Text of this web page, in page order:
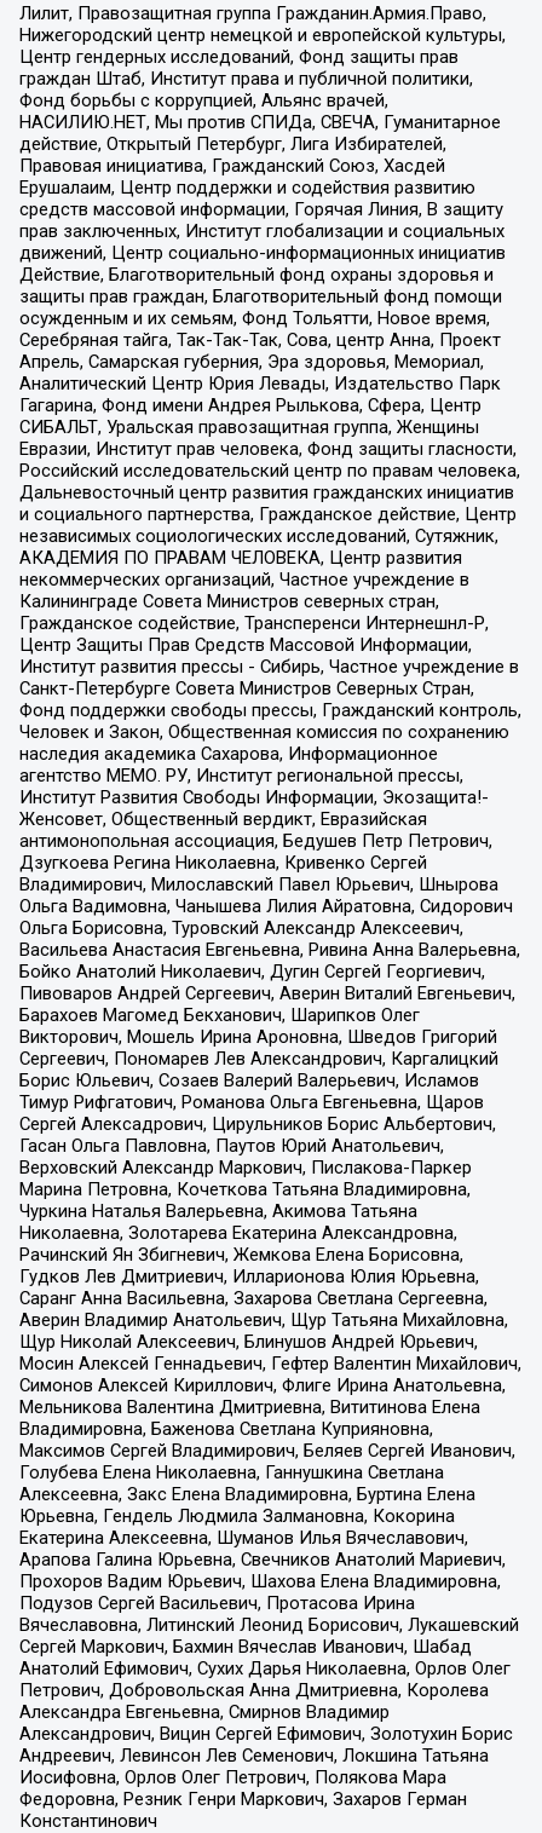
Лилит, Правозащитная группа Гражданин.Армия.Право,
Нижегородский центр немецкой и европейской культуры,
Центр гендерных исследований, Фонд защиты прав
граждан Штаб, Институт права и публичной политики,
Фонд борьбы с коррупцией, Альянс врачей,
НАСИЛИЮ.НЕТ, Мы против СПИДа, СВЕЧА, Гуманитарное
действие, Открытый Петербург, Лига Избирателей,
Правовая инициатива, Гражданский Союз, Хасдей
Ерушалаим, Центр поддержки и содействия развитию
средств массовой информации, Горячая Линия, В защиту
прав заключенных, Институт глобализации и социальных
движений, Центр социально-информационных инициатив
Действие, Благотворительный фонд охраны здоровья и
защиты прав граждан, Благотворительный фонд помощи
осужденным и их семьям, Фонд Тольятти, Новое время,
Серебряная тайга, Так-Так-Так, Сова, центр Анна, Проект
Апрель, Самарская губерния, Эра здоровья, Мемориал,
Аналитический Центр Юрия Левады, Издательство Парк
Гагарина, Фонд имени Андрея Рылькова, Сфера, Центр
СИБАЛЬТ, Уральская правозащитная группа, Женщины
Евразии, Институт прав человека, Фонд защиты гласности,
Российский исследовательский центр по правам человека,
Дальневосточный центр развития гражданских инициатив
и социального партнерства, Гражданское действие, Центр
независимых социологических исследований, Сутяжник,
АКАДЕМИЯ ПО ПРАВАМ ЧЕЛОВЕКА, Центр развития
некоммерческих организаций, Частное учреждение в
Калининграде Совета Министров северных стран,
Гражданское содействие, Трансперенси Интернешнл-Р,
Центр Защиты Прав Средств Массовой Информации,
Институт развития прессы - Сибирь, Частное учреждение в
Санкт-Петербурге Совета Министров Северных Стран,
Фонд поддержки свободы прессы, Гражданский контроль,
Человек и Закон, Общественная комиссия по сохранению
наследия академика Сахарова, Информационное
агентство МЕМО. РУ, Институт региональной прессы,
Институт Развития Свободы Информации, Экозащита!-
Женсовет, Общественный вердикт, Евразийская
антимонопольная ассоциация, Бедушев Петр Петрович,
Дзугкоева Регина Николаевна, Кривенко Сергей
Владимирович, Милославский Павел Юрьевич, Шнырова
Ольга Вадимовна, Чанышева Лилия Айратовна, Сидорович
Ольга Борисовна, Туровский Александр Алексеевич,
Васильева Анастасия Евгеньевна, Ривина Анна Валерьевна,
Бойко Анатолий Николаевич, Дугин Сергей Георгиевич,
Пивоваров Андрей Сергеевич, Аверин Виталий Евгеньевич,
Барахоев Магомед Бекханович, Шарипков Олег
Викторович, Мошель Ирина Ароновна, Шведов Григорий
Сергеевич, Пономарев Лев Александрович, Каргалицкий
Борис Юльевич, Созаев Валерий Валерьевич, Исламов
Тимур Рифгатович, Романова Ольга Евгеньевна, Щаров
Сергей Алексадрович, Цирульников Борис Альбертович,
Гасан Ольга Павловна, Паутов Юрий Анатольевич,
Верховский Александр Маркович, Пислакова-Паркер
Марина Петровна, Кочеткова Татьяна Владимировна,
Чуркина Наталья Валерьевна, Акимова Татьяна
Николаевна, Золотарева Екатерина Александровна,
Рачинский Ян Збигневич, Жемкова Елена Борисовна,
Гудков Лев Дмитриевич, Илларионова Юлия Юрьевна,
Саранг Анна Васильевна, Захарова Светлана Сергеевна,
Аверин Владимир Анатольевич, Щур Татьяна Михайловна,
Щур Николай Алексеевич, Блинушов Андрей Юрьевич,
Мосин Алексей Геннадьевич, Гефтер Валентин Михайлович,
Симонов Алексей Кириллович, Флиге Ирина Анатольевна,
Мельникова Валентина Дмитриевна, Вититинова Елена
Владимировна, Баженова Светлана Куприяновна,
Максимов Сергей Владимирович, Беляев Сергей Иванович,
Голубева Елена Николаевна, Ганнушкина Светлана
Алексеевна, Закс Елена Владимировна, Буртина Елена
Юрьевна, Гендель Людмила Залмановна, Кокорина
Екатерина Алексеевна, Шуманов Илья Вячеславович,
Арапова Галина Юрьевна, Свечников Анатолий Мариевич,
Прохоров Вадим Юрьевич, Шахова Елена Владимировна,
Подузов Сергей Васильевич, Протасова Ирина
Вячеславовна, Литинский Леонид Борисович, Лукашевский
Сергей Маркович, Бахмин Вячеслав Иванович, Шабад
Анатолий Ефимович, Сухих Дарья Николаевна, Орлов Олег
Петрович, Добровольская Анна Дмитриевна, Королева
Александра Евгеньевна, Смирнов Владимир
Александрович, Вицин Сергей Ефимович, Золотухин Борис
Андреевич, Левинсон Лев Семенович, Локшина Татьяна
Иосифовна, Орлов Олег Петрович, Полякова Мара
Федоровна, Резник Генри Маркович, Захаров Герман
Константинович